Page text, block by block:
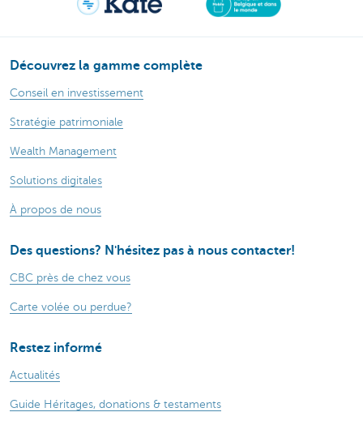
Découvrez la gamme complète
Conseil en investissement
Stratégie patrimoniale
Wealth Management
Solutions digitales
À propos de nous
Des questions? N'hésitez pas à nous contacter!
CBC près de chez vous
Carte volée ou perdue?
Restez informé
Actualités
Guide Héritages, donations & testaments